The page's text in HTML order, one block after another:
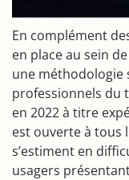
En complément
en place au sein
une méthodologie
professionnels du
en 2022 à titre
est ouverte à tous
s’estiment en
usagers